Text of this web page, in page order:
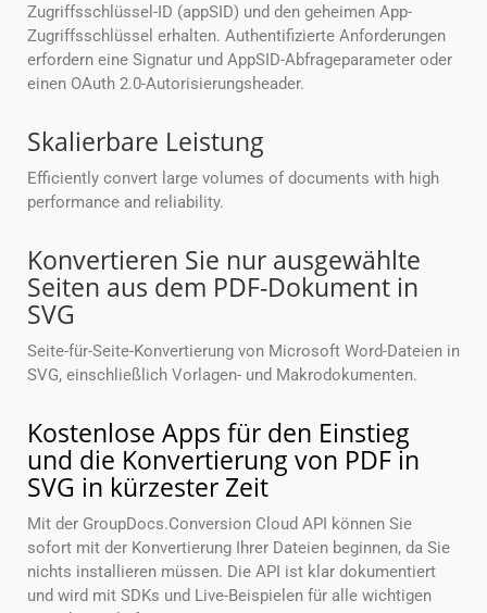
Zugriffsschlüssel-ID (appSID) und den geheimen App-
Zugriffsschlüssel erhalten. Authentifizierte Anforderungen
erfordern eine Signatur und AppSID-Abfrageparameter oder
einen OAuth 2.0-Autorisierungsheader.
Skalierbare Leistung
Efficiently convert large volumes of documents with high
performance and reliability.
Konvertieren Sie nur ausgewählte
Seiten aus dem PDF-Dokument in
SVG
Seite-für-Seite-Konvertierung von Microsoft Word-Dateien in
SVG, einschließlich Vorlagen- und Makrodokumenten.
Kostenlose Apps für den Einstieg
und die Konvertierung von PDF in
SVG in kürzester Zeit
Mit der GroupDocs.Conversion Cloud API können Sie
sofort mit der Konvertierung Ihrer Dateien beginnen, da Sie
nichts installieren müssen. Die API ist klar dokumentiert
und wird mit SDKs und Live-Beispielen für alle wichtigen